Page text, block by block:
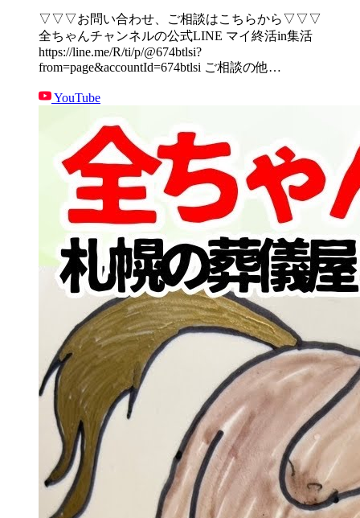
▽▽▽お問い合わせ、ご相談はこちらから▽▽▽
全ちゃんチャンネルの公式LINE マイ終活in集活
https://line.me/R/ti/p/@674btlsi?
from=page&accountId=674btlsi ご相談の他…
YouTube